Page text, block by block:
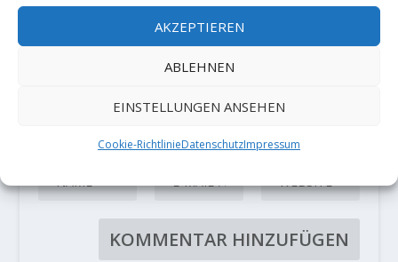
AKZEPTIEREN
ABLEHNEN
EINSTELLUNGEN ANSEHEN
Cookie-RichtlinieDatenschutzImpressum